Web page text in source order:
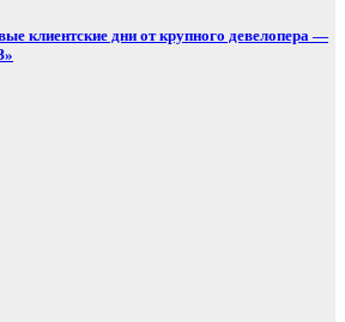
клиентские дни от крупного девелопера —